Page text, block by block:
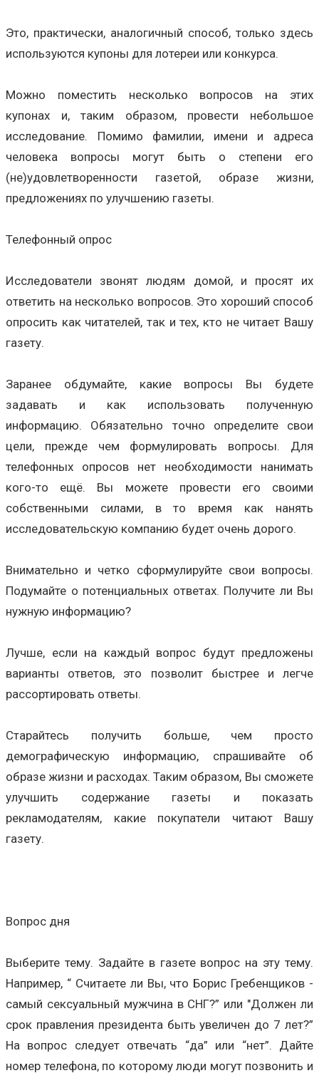
Это, практически, аналогичный способ, только здесь
используются купоны для лотереи или конкурса.
Можно поместить несколько вопросов на этих
купонах и, таким образом, провести небольшое
исследование. Помимо фамилии, имени и адреса
человека вопросы могут быть о степени его
(не)удовлетворенности газетой, образе жизни,
предложениях по улучшению газеты.
Телефонный опрос
Исследователи звонят людям домой, и просят их
ответить на несколько вопросов. Это хороший способ
опросить как читателей, так и тех, кто не читает Вашу
газету.
Заранее обдумайте, какие вопросы Вы будете
задавать и как использовать полученную
информацию. Обязательно точно определите свои
цели, прежде чем формулировать вопросы. Для
телефонных опросов нет необходимости нанимать
кого-то ещё. Вы можете провести его своими
собственными силами, в то время как нанять
исследовательскую компанию будет очень дорого.
Внимательно и четко сформулируйте свои вопросы.
Подумайте о потенциальных ответах. Получите ли Вы
нужную информацию?
Лучше, если на каждый вопрос будут предложены
варианты ответов, это позволит быстрее и легче
рассортировать ответы.
Старайтесь получить больше, чем просто
демографическую информацию, спрашивайте об
образе жизни и расходах. Таким образом, Вы сможете
улучшить содержание газеты и показать
рекламодателям, какие покупатели читают Вашу
газету.
Вопрос дня
Выберите тему. Задайте в газете вопрос на эту тему.
Например, “ Считаете ли Вы, что Борис Гребенщиков -
самый сексуальный мужчина в СНГ?” или "Должен ли
срок правления президента быть увеличен до 7 лет?”
На вопрос следует отвечать “да” или “нет”. Дайте
номер телефона, по которому люди могут позвонить и